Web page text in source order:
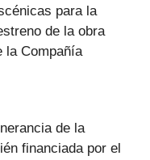
para la
de la obra
la Compañía
de la
financiada por el